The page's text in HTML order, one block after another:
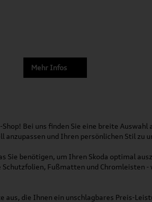
Mehr Infos
Bei uns finden Sie eine breite
anzupassen und Ihren persönlichen Stil zu
Sie benötigen, um Ihren Skoda optimal
Fußmatten und Chromleisten
aus, die Ihnen ein unschlagbares Preis-